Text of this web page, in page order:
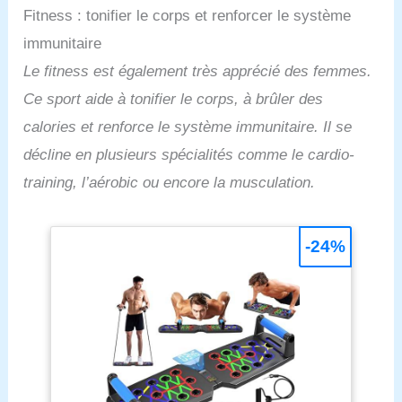
laver à la main avec un détergent doux, ne pas
référer au tableau des tailles détaillé dans les
images avant de passer une commande
Fitness : tonifier le corps et renforcer le système
immunitaire
Le fitness est également très apprécié des femmes.
Ce sport aide à tonifier le corps, à brûler des
calories et renforce le système immunitaire. Il se
décline en plusieurs spécialités comme le cardio-
training, l’aérobic ou encore la musculation.
-24%